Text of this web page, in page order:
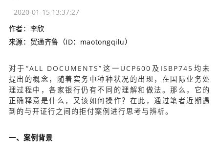
2020-01-15 13:37:27
作者： 李欣
来源： 贸通齐鲁（ID： maotongqilu）
对于“ALL DOCUMENTS”这一UCP600及ISBP745均未
提出的概念，随着实务中种种状况的出现，在国际业务处
理过程中，各家银行仍有不同的理解和做法。那么，它的
正确释意是什么，又该如何操作？在此，通过笔者近期遇
到的与开证行之间的拒付案例进行思考与辨析。
一、案例背景